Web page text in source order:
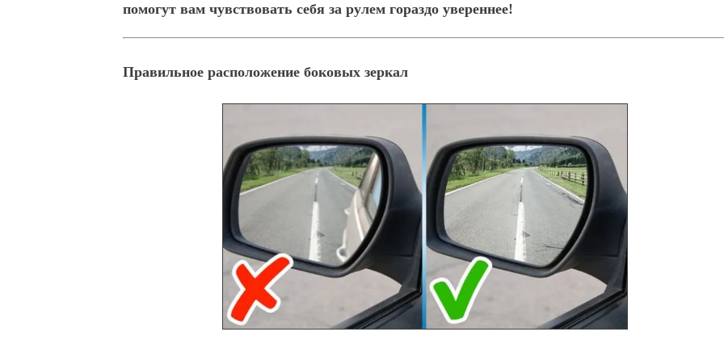
помогут вам чувствовать себя за рулем гораздо увереннее!
Правильное расположение боковых зеркал